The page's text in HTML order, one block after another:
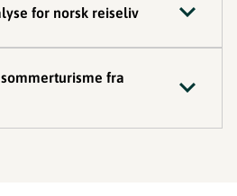
for norsk reiseliv
fra